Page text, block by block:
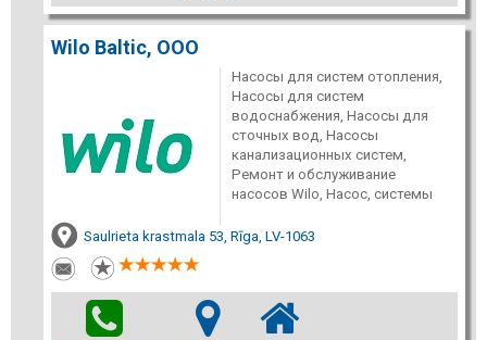
Wilo Baltic, ООО
Насосы для систем отопления,
Насосы для систем
водоснабжения, Насосы для
сточных вод, Насосы
канализационных систем,
Ремонт и обслуживание
насосов Wilo, Насос, системы
Saulrieta krastmala 53, Rīga, LV-1063